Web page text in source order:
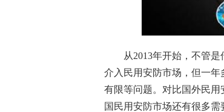
从2013年开始，不管是
介入民用安防市场，但一
有限等问题。对比国外民
国民用安防市场还有很多需